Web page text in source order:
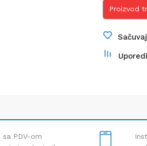
Proizvod
PDV-om